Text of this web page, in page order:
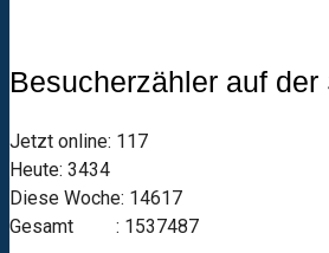
Besucherzähler auf der
Jetzt online: 117
Heute: 3434
Diese Woche: 14617
Gesamt : 1537487